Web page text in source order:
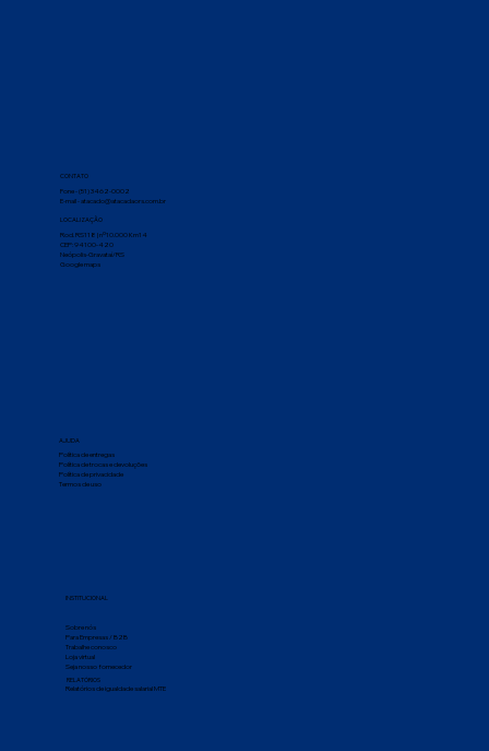
INSTITUCIONAL
Sobre nós
Para Empresas / B2B
Trabalhe conosco
Loja virtual
Seja nosso fornecedor
RELATÓRIOS
Relatórios de igualdade salarial MTE
AJUDA
Política de entregas
Política de trocas e devoluções
Política de privacidade
Termos de uso
CONTATO
Fone - (51) 3462-0002
E-mail - atacado@atacadaors.com.br
LOCALIZAÇÃO
Rod. RS118 | nº10.000 Km14
CEP: 94100-420
Neópolis-Gravataí/RS
Google maps